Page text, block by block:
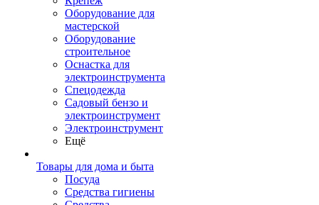
Оборудование для
мастерской
Оборудование
строительное
Оснастка для
электроинструмента
Спецодежда
Садовый бензо и
электроинструмент
Электроинструмент
Ещё
Товары для дома и быта
Посуда
Средства гигиены